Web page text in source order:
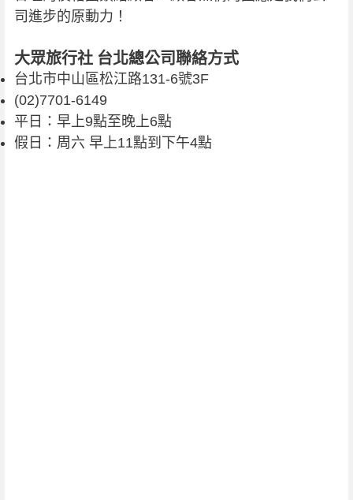
司進步的原動力！
大眾旅行社 台北總公司聯絡方式
台北市中山區松江路131-6號3F
(02)7701-6149
平日：早上9點至晚上6點
假日：周六 早上11點到下午4點